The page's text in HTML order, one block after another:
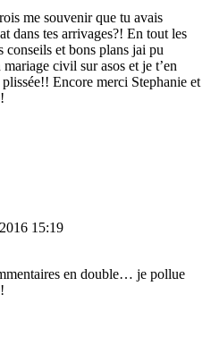
me souvenir que tu avais
dans tes arrivages?! En tout les
conseils et bons plans jai pu
civil sur asos et je t’en
Encore merci Stephanie et
15:19
en double… je pollue